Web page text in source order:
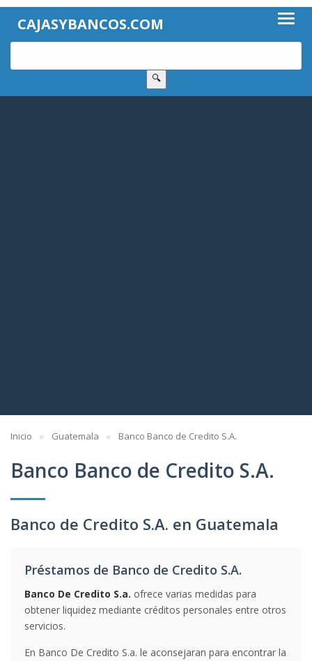
CAJASYBANCOS.COM
🔍
Inicio Guatemala Banco Banco de Credito S.A.
Banco Banco de Credito S.A.
Banco de Credito S.A. en Guatemala
Préstamos de Banco de Credito S.A.
Banco De Credito S.a. ofrece varias medidas para
obtener liquidez mediante créditos personales entre otros
servicios.
En Banco De Credito S.a. le aconsejaran para encontrar la